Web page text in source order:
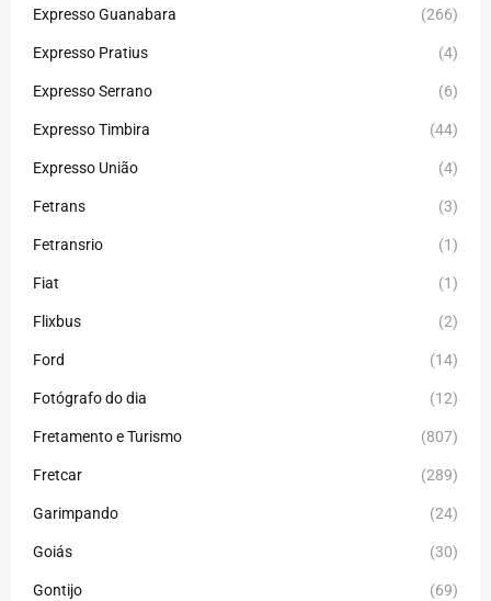
Expresso Guanabara (266)
Expresso Pratius (4)
Expresso Serrano (6)
Expresso Timbira (44)
Expresso União (4)
Fetrans (3)
Fetransrio (1)
Fiat (1)
Flixbus (2)
Ford (14)
Fotógrafo do dia (12)
Fretamento e Turismo (807)
Fretcar (289)
Garimpando (24)
Goiás (30)
Gontijo (69)